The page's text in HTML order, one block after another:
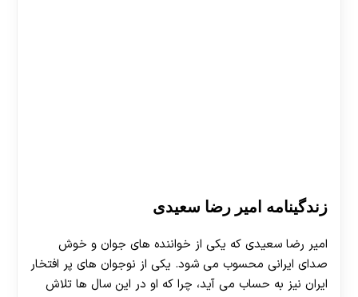
زندگینامه امیر رضا سعیدی
امیر رضا سعیدی که یکی از خواننده های جوان و خوش
صدای ایرانی محسوب می شود. یکی از نوجوان های پر افتخار
ایران نیز به حساب می آید، چرا که او در این سال ها تلاش